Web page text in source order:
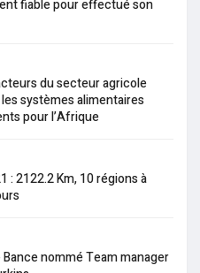
fiable pour effectué son
du secteur agricole
systèmes alimentaires
pour l’Afrique
: 2122.2 Km, 10 régions à
nommé Team manager